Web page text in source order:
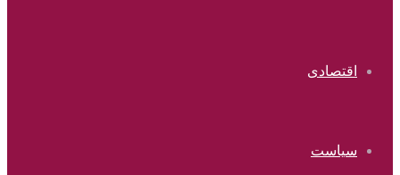
اقتصادی
سیاست